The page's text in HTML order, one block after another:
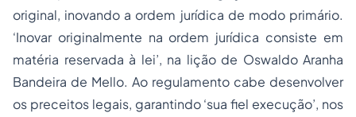
original, inovando a ordem jurídica de modo primário.
‘Inovar originalmente na ordem jurídica consiste em
matéria reservada à lei’, na lição de Oswaldo Aranha
Bandeira de Mello. Ao regulamento cabe desenvolver
os preceitos legais, garantindo ‘sua fiel execução’, nos